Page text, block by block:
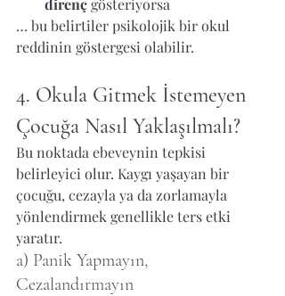
… bu belirtiler psikolojik bir okul
reddinin göstergesi olabilir.
4. Okula Gitmek İstemeyen
Çocuğa Nasıl Yaklaşılmalı?
Bu noktada ebeveynin tepkisi
belirleyici olur. Kaygı yaşayan bir
çocuğu, cezayla ya da zorlamayla
yönlendirmek genellikle ters etki
yaratır.
a) Panik Yapmayın,
Cezalandırmayın